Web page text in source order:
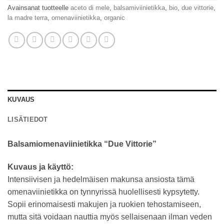
Avainsanat tuotteelle aceto di mele balsamiviinietikka bio due vittorie
la madre terra omenaviinietikka organic
KUVAUS
LISÄTIEDOT
Balsamiomenaviinietikka “Due Vittorie”
Kuvaus ja käyttö:
Intensiivisen ja hedelmäisen makunsa ansiosta tämä
omenaviinietikka on tynnyrissä huolellisesti kypsytetty.
Sopii erinomaisesti makujen ja ruokien tehostamiseen,
mutta sitä voidaan nauttia myös sellaisenaan ilman veden